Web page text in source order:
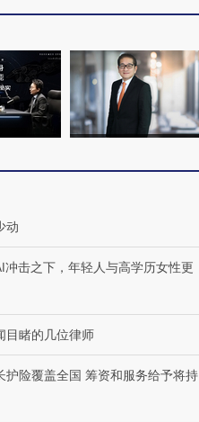
动
冲击之下，年轻人与高学历女性更
目睹的几位律师
护险覆盖全国 筹资和服务给予将持